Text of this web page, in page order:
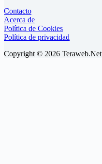
Contacto
Acerca de
Política de Cookies
Política de privacidad
Copyright © 2026 Teraweb.Net